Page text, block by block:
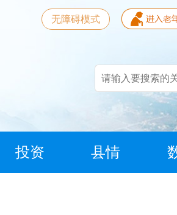
无障碍模式
投资 县情